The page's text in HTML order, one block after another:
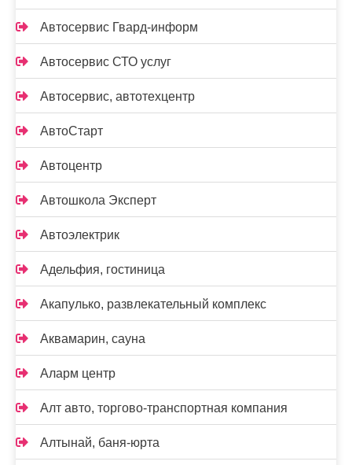
Автосервис Гвард-информ
Автосервис СТО услуг
Автосервис, автотехцентр
АвтоСтарт
Автоцентр
Автошкола Эксперт
Автоэлектрик
Адельфия, гостиница
Акапулько, развлекательный комплекс
Аквамарин, сауна
Аларм центр
Алт авто, торгово-транспортная компания
Алтынай, баня-юрта